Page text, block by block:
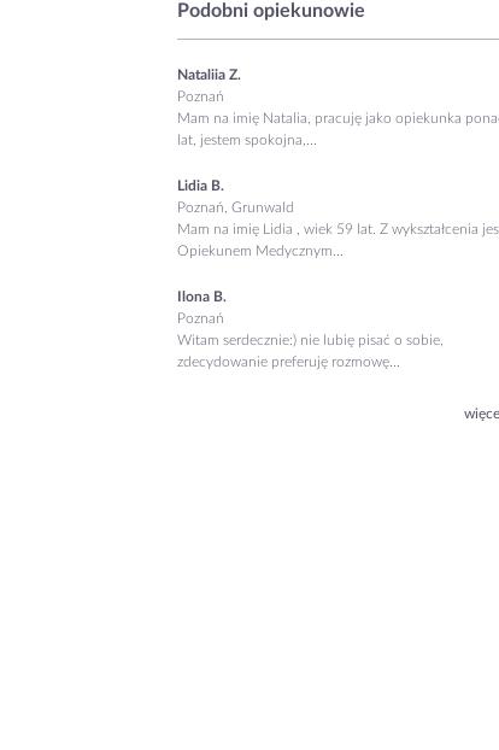
Podobni opiekunowie
Nataliia Z.
Poznań
Mam na imię Natalia, pracuję jako opiekunka
lat, jestem spokojna,...
Lidia B.
Poznań, Grunwald
Mam na imię Lidia , wiek 59 lat. Z wykształcenia
Opiekunem Medycznym...
Ilona B.
Poznań
Witam serdecznie:) nie lubię pisać o sobie,
zdecydowanie preferuję rozmowę...